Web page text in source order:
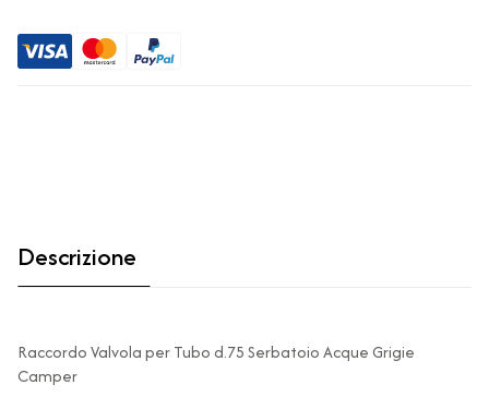
Descrizione
Raccordo Valvola per Tubo d.75 Serbatoio Acque Grigie
Camper